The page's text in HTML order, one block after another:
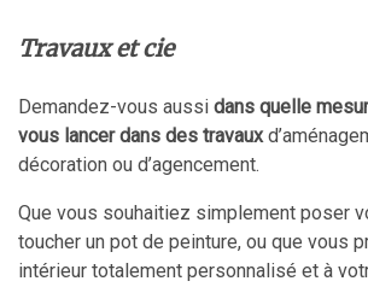
Travaux et cie
Demandez-vous aussi dans quelle
vous lancer dans des travaux
décoration ou d’agencement.
Que vous souhaitiez simplement poser
toucher un pot de peinture, ou que vous
intérieur totalement personnalisé et à